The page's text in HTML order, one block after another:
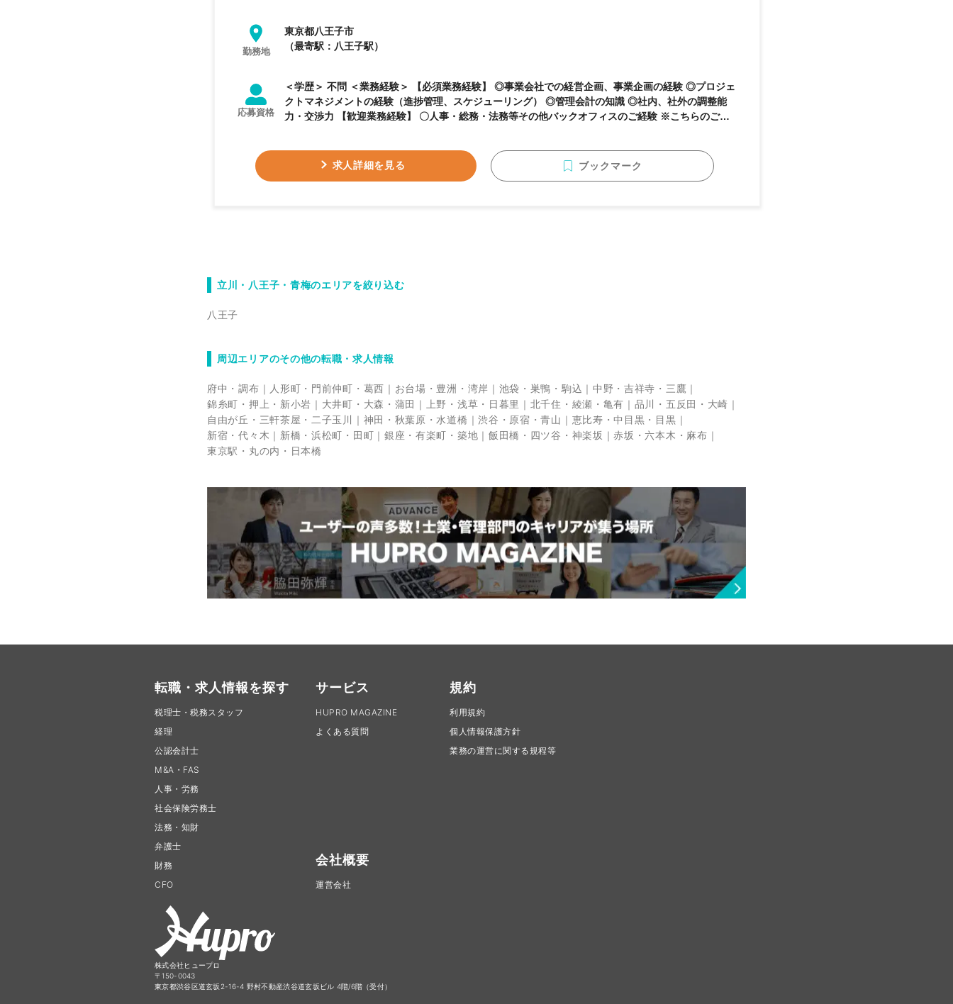
勤務地
東京都八王子市
（最寄駅：八王子駅）
応募資格
＜学歴＞ 不問 ＜業務経験＞ 【必須業務経験】 ◎事業会社での経営企画、事業企画の経験 ◎プロジェ
クトマネジメントの経験（進捗管理、スケジューリング） ◎管理会計の知識 ◎社内、社外の調整能
力・交渉力 【歓迎業務経験】 〇人事・総務・法務等その他バックオフィスのご経験 ※こちらのご経
していけるような方。 ■チームで仕事をする協調性がありつつ、自ら手を動かせる主体性、自律性が
ある。 ■幅広く業務をこなすバランス感覚を持っている方。
求人詳細を見る ブックマーク
立川・八王子・青梅のエリアを絞り込む
八王子
周辺エリアのその他の転職・求人情報
府中・調布 人形町・門前仲町・葛西 お台場・豊洲・湾岸 池袋・巣鴨・駒込
中野・吉祥寺・三鷹
錦糸町・押上・新小岩
大井町・大森・蒲田 上野・浅草・日暮里 北千住・綾瀬・亀有
品川・五反田・大崎
自由が丘・三軒茶屋・二子玉川
神田・秋葉原・水道橋 渋谷・原宿・青山
恵比寿・中目黒・目黒
新宿・代々木
新橋・浜松町・田町 銀座・有楽町・築地 飯田橋・四ツ谷・神楽坂
赤坂・六本木・麻布
東京駅・丸の内・日本橋
転職・求人情報を探す
税理士・税務スタッフ
経理
公認会計士
M&A・FAS
人事・労務
社会保険労務士
法務・知財
弁護士
財務
CFO
サービス
HUPRO MAGAZINE
よくある質問
会社概要
運営会社
規約
利用規約
個人情報保護方針
業務の運営に関する規程等
株式会社ヒュープロ
〒150-0043
東京都渋谷区道玄坂2-16-4 野村不動産渋谷道玄坂ビル 4階/6階（受付）